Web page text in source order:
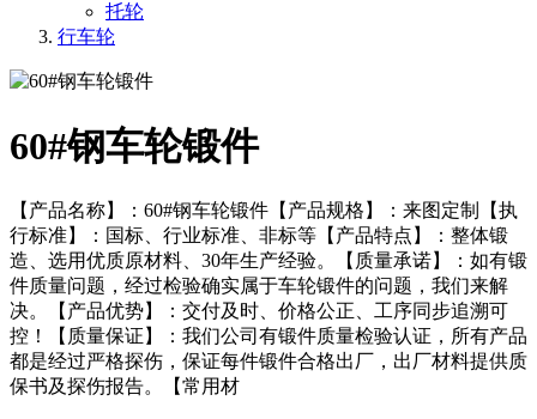
托轮
行车轮
60#钢车轮锻件
【产品名称】：60#钢车轮锻件【产品规格】：来图定制【执
行标准】：国标、行业标准、非标等【产品特点】：整体锻
造、选用优质原材料、30年生产经验。【质量承诺】：如有锻
件质量问题，经过检验确实属于车轮锻件的问题，我们来解
决。【产品优势】：交付及时、价格公正、工序同步追溯可
控！【质量保证】：我们公司有锻件质量检验认证，所有产品
都是经过严格探伤，保证每件锻件合格出厂，出厂材料提供质
保书及探伤报告。【常用材